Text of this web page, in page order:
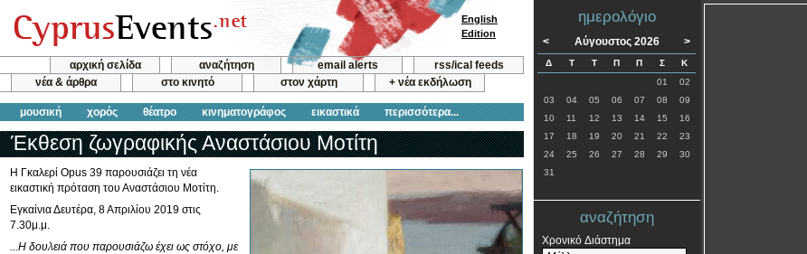
αρχική σελίδα αναζήτηση email alerts
rss/ical feeds
νέα & άρθρα
στο κινητό στον χάρτη + νέα εκδήλωση
μουσική χορός θέατρο κινηματογράφος εικαστικά περισσότερα...
English
Edition
Έκθεση ζωγραφικής Αναστάσιου Μοτίτη
Η Γκαλερί Opus 39 παρουσιάζει τη νέα
εικαστική πρόταση του Αναστάσιου Μοτίτη.
Εγκαίνια Δευτέρα, 8 Απριλίου 2019 στις
7.30μ.μ.
...Η δουλειά που παρουσιάζω έχει ως στόχο, με
ημερολόγιο
< Αύγουστος 2026 >
Δ Τ Τ Π Π Σ
Κ
01
02
03
04 05 06 07 08
09
10
11 12 13 14 15
16
17
18 19 20 21 22
23
24
25 26 27 28 29
30
31
αναζήτηση
Χρονικό Διάστημα